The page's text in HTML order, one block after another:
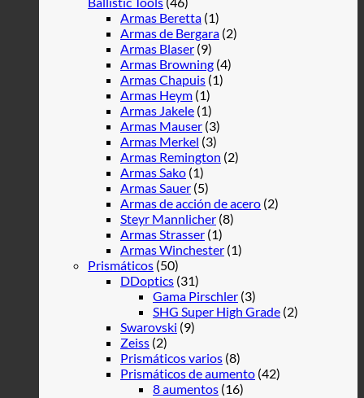
Armas Beretta (1)
Armas de Bergara (2)
Armas Blaser (9)
Armas Browning (4)
Armas Chapuis (1)
Armas Heym (1)
Armas Jakele (1)
Armas Mauser (3)
Armas Merkel (3)
Armas Remington (2)
Armas Sako (1)
Armas Sauer (5)
Armas de acción de acero (2)
Steyr Mannlicher (8)
Armas Strasser (1)
Armas Winchester (1)
Prismáticos (50)
DDoptics (31)
Gama Pirschler (3)
SHG Super High Grade (2)
Swarovski (9)
Zeiss (2)
Prismáticos varios (8)
Prismáticos de aumento (42)
8 aumentos (16)